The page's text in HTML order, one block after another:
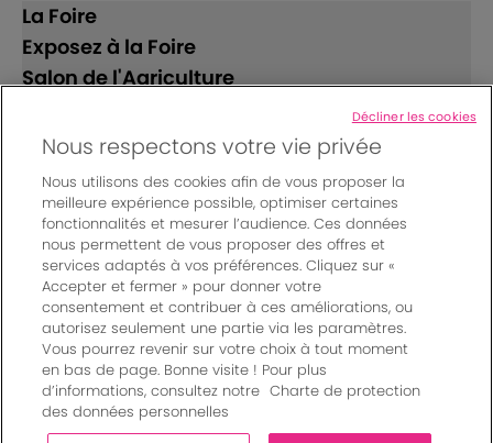
La Foire
Exposez à la Foire
Salon de l'Agriculture
Suivez-nous
© Bordeaux Events And More | Rue Jean Samazeuilh - CS
20088 - 33070 Bordeaux cedex - France
Mentions légales|
Règlement général des manifestations
Un événement organisé par Bordeaux Events And More
Charte de protection des données personnelles
Nous respectons votre vie privée
Nous utilisons des cookies afin de vous proposer la
meilleure expérience possible, optimiser certaines
fonctionnalités et mesurer l’audience. Ces données
nous permettent de vous proposer des offres et
services adaptés à vos préférences. Cliquez sur «
Accepter et fermer » pour donner votre
consentement et contribuer à ces améliorations, ou
autorisez seulement une partie via les paramètres.
Vous pourrez revenir sur votre choix à tout moment
en bas de page. Bonne visite ! Pour plus
d’informations, consultez notre Charte de protection
des données personnelles
Décliner les cookies